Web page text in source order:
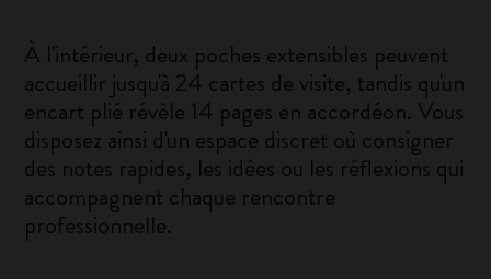
À l'intérieur, deux poches extensibles peuvent
accueillir jusqu'à 24 cartes de visite, tandis qu'un
encart plié révèle 14 pages en accordéon. Vous
disposez ainsi d'un espace discret où consigner
des notes rapides, les idées ou les réflexions qui
accompagnent chaque rencontre
professionnelle.